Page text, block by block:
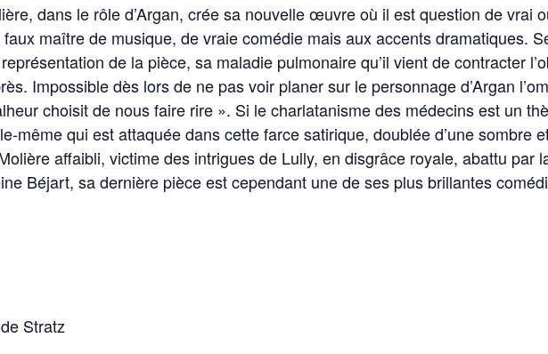
dans le rôle d’Argan, crée sa nouvelle œuvre où il est question de vrai
maître de musique, de vraie comédie mais aux accents dramatiques.
de la pièce, sa maladie pulmonaire qu’il vient de contracter
Impossible dès lors de ne pas voir planer sur le personnage d’Argan
choisit de nous faire rire ». Si le charlatanisme des médecins est un
même qui est attaquée dans cette farce satirique, doublée d’une sombre
affaibli, victime des intrigues de Lully, en disgrâce royale, abattu par
Béjart, sa dernière pièce est cependant une de ses plus brillantes
Stratz